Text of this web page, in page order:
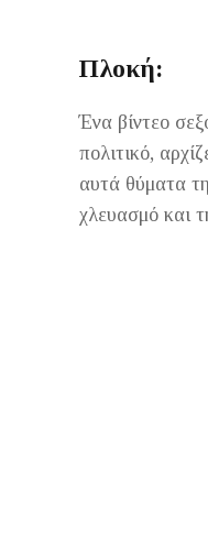
Πλοκή:
Ένα βίντεο
πολιτικό,
αυτά θύματα
χλευασμό και